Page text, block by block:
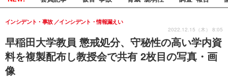
早稲田大学教員 懲戒処分、守秘性の高い学内資
料を複製配布し教授会で共有 2枚目の写真・画
像
インシデント・事故 インシデント・情報漏えい
2022.12.15（木） 8:05